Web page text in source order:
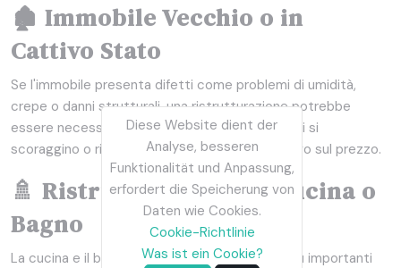
🏚️ Immobile Vecchio o in
Cattivo Stato
Se l'immobile presenta difetti come problemi di umidità,
crepe o danni strutturali, una ristrutturazione potrebbe
essere necessaria per evitare che gli acquirenti si
scoraggino o richiedano uno sconto significativo sul prezzo.
🚿 Ristrutturazione di Cucina o
Bagno
La cucina e il bagno sono due degli ambienti più importanti
Diese Website dient der
Analyse, besseren
Funktionalität und Anpassung,
erfordert die Speicherung von
Daten wie Cookies.
Cookie-Richtlinie
Was ist ein Cookie?